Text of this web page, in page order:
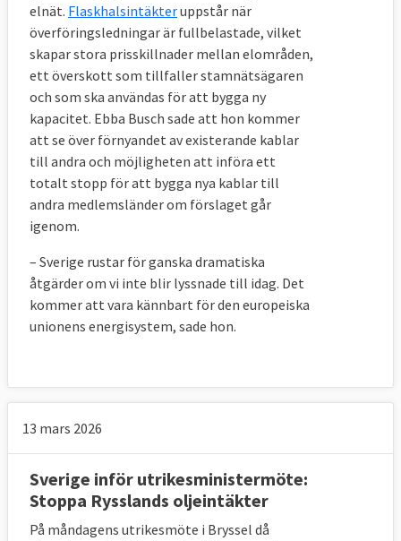
elnät. Flaskhalsintäkteruppstår när
överföringsledningar är fullbelastade, vilket
skapar stora prisskillnader mellan elområden,
ett överskott som tillfaller stamnätsägaren
och som ska användas för att bygga ny
kapacitet. Ebba Busch sade att hon kommer
att se över förnyandet av existerande kablar
till andra och möjligheten att införa ett
totalt stopp för att bygga nya kablar till
andra medlemsländer om förslaget går
igenom.
– Sverige rustar för ganska dramatiska
åtgärder om vi inte blir lyssnade till idag. Det
kommer att vara kännbart för den europeiska
unionens energisystem, sade hon.
13 mars 2026
Sverige inför utrikesministermöte:
Stoppa Rysslands oljeintäkter
På måndagens utrikesmöte i Bryssel då